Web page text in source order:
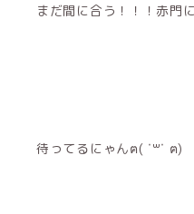
まだ間に合う！！！赤門
待ってるにゃんฅ( ˙꒳​˙ ฅ)